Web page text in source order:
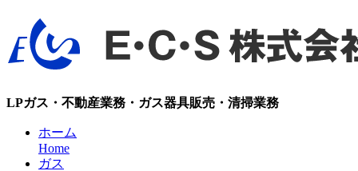
LPガス・不動産業務・ガス器具販売・清掃業務
ホーム
Home
ガス